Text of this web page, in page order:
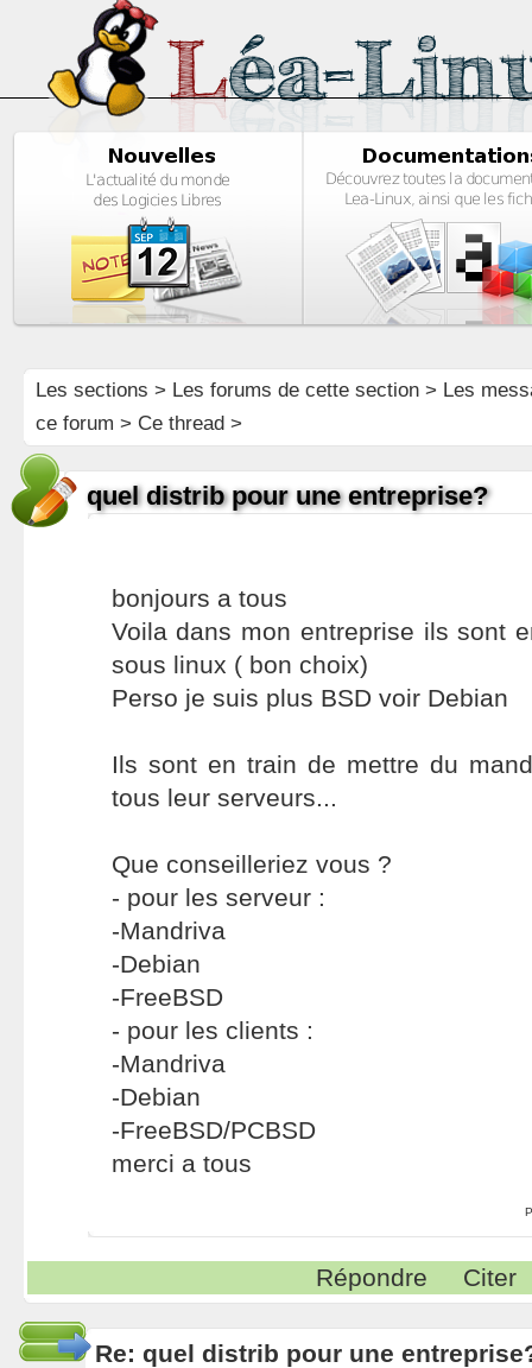
Les sections > Les forums de cette section> Les
ce forum > Ce thread >
quel distrib pour une entreprise?
bonjours a tous
Voila dans mon entreprise ils sont
sous linux ( bon choix)
Perso je suis plus BSD voir Debian
Ils sont en train de mettre du
tous leur serveurs...
Que conseilleriez vous ?
- pour les serveur :
-Mandriva
-Debian
-FreeBSD
- pour les clients :
-Mandriva
-Debian
-FreeBSD/PCBSD
merci a tous
Répondre Citer
Re: quel distrib pour une